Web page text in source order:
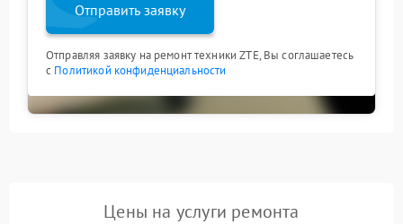
Отправить заявку
Отправляя заявку на ремонт техники ZTE, Вы соглашаетесь
с Политикой конфиденциальности
Цены на услуги ремонта